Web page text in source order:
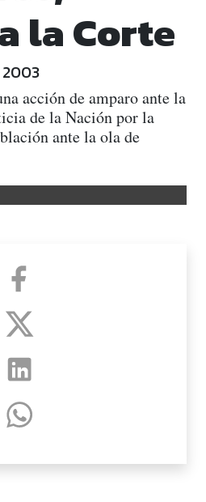
la Corte
acción de amparo ante la
de la Nación por la
ante la ola de